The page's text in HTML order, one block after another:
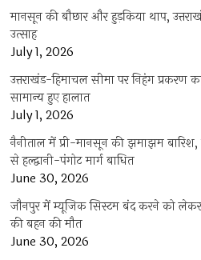
मानसून की बौछार और हुड़किया थाप,
उत्साह
July 1, 2026
उत्तराखंड-हिमाचल सीमा पर निहंग प्रकरण
सामान्य हुए हालात
July 1, 2026
नैनीताल में प्री-मानसून की झमाझम
से हल्द्वानी-पंगोट मार्ग बाधित
June 30, 2026
जौनपुर में म्यूजिक सिस्टम बंद करने को
की बहन की मौत
June 30, 2026